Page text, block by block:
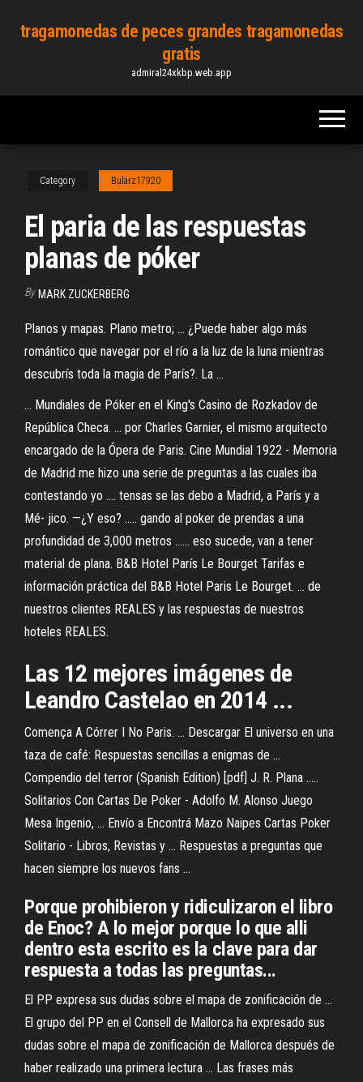
tragamonedas de peces grandes tragamonedas
gratis
admiral24xkbp.web.app
Category Bularz17920
El paria de las respuestas
planas de póker
By MARK ZUCKERBERG
Planos y mapas. Plano metro; ... ¿Puede haber algo más
romántico que navegar por el río a la luz de la luna mientras
descubrís toda la magia de París?. La ...
... Mundiales de Póker en el King's Casino de Rozkadov de
República Checa. ... por Charles Garnier, el mismo arquitecto
encargado de la Ópera de Paris. Cine Mundial 1922 - Memoria
de Madrid me hizo una serie de preguntas a las cuales iba
contestando yo .... tensas se las debo a Madrid, a París y a
Mé- jico. —¿Y eso? ..... gando al poker de prendas a una
profundidad de 3,000 metros ...... eso sucede, van a tener
material de plana. B&B Hotel París Le Bourget Tarifas e
información práctica del B&B Hotel Paris Le Bourget. ... de
nuestros clientes REALES y las respuestas de nuestros
hoteles REALES.
Las 12 mejores imágenes de
Leandro Castelao en 2014 ...
Comença A Córrer I No Paris. ... Descargar El universo en una
taza de café: Respuestas sencillas a enigmas de ...
Compendio del terror (Spanish Edition) [pdf] J. R. Plana .....
Solitarios Con Cartas De Poker - Adolfo M. Alonso Juego
Mesa Ingenio, ... Envío a Encontrá Mazo Naipes Cartas Poker
Solitario - Libros, Revistas y ... Respuestas a preguntas que
hacen siempre los nuevos fans ...
Porque prohibieron y ridiculizaron el libro
de Enoc? A lo mejor porque lo que alli
dentro esta escrito es la clave para dar
respuesta a todas las preguntas...
El PP expresa sus dudas sobre el mapa de zonificación de ...
El grupo del PP en el Consell de Mallorca ha expresado sus
dudas sobre el mapa de zonificación de Mallorca después de
haber realizado una primera lectura ... Las frases más